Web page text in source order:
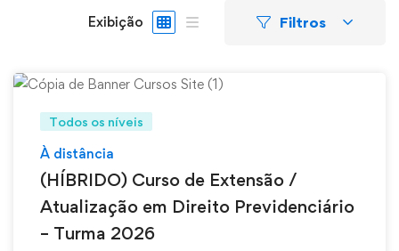
Exibição Filtros
Todos os níveis
À distância
(HÍBRIDO) Curso de Extensão /
Atualização em Direito Previdenciário
– Turma 2026